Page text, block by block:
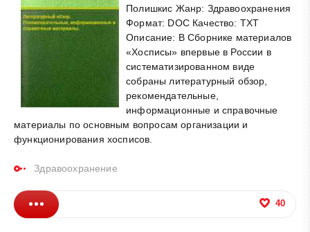
Полишкис Жанр: Здравоохранения
Формат: DOC Качество: TXT
Описание: В Сборнике материалов
«Хосписы» впервые в России в
систематизированном виде
собраны литературный обзор,
рекомендательные,
информационные и справочные
материалы по основным вопросам организации и
функционирования хосписов.
Здравоохранение
40